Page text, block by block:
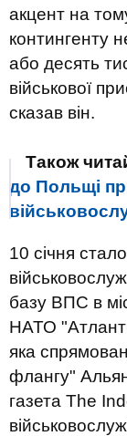
акцент на
контингенту
або десять
військової
сказав він.
Також
до Польщі
10 січня
базу ВПС в
НАТО
яка
флангу"
газета The